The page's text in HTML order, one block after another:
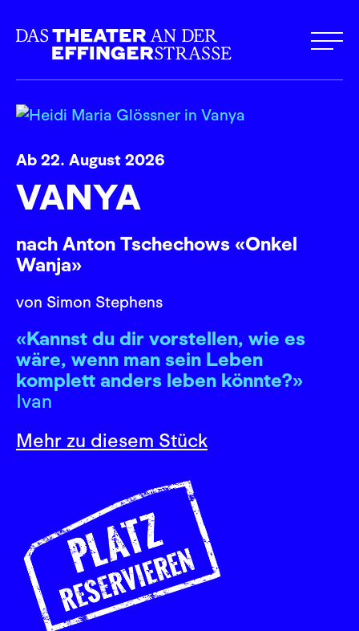
Ab 22. August 2026
VANYA
nach Anton Tschechows «Onkel
Wanja»
von Simon Stephens
«Kannst du dir vorstellen, wie es
wäre, wenn man sein Leben
komplett anders leben könnte?»
Ivan
Mehr zu diesem Stück